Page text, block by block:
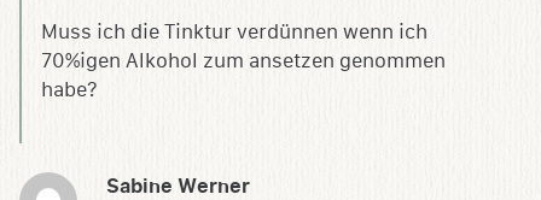
Muss ich die Tinktur verdünnen wenn ich
70%igen Alkohol zum ansetzen genommen
habe?
Sabine Werner